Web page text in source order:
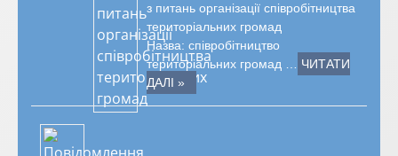
з питань організації співробітництва
територіальних громад
Назва: співробітництво
територіальних громад …
ЧИТАТИ
ДАЛІ »